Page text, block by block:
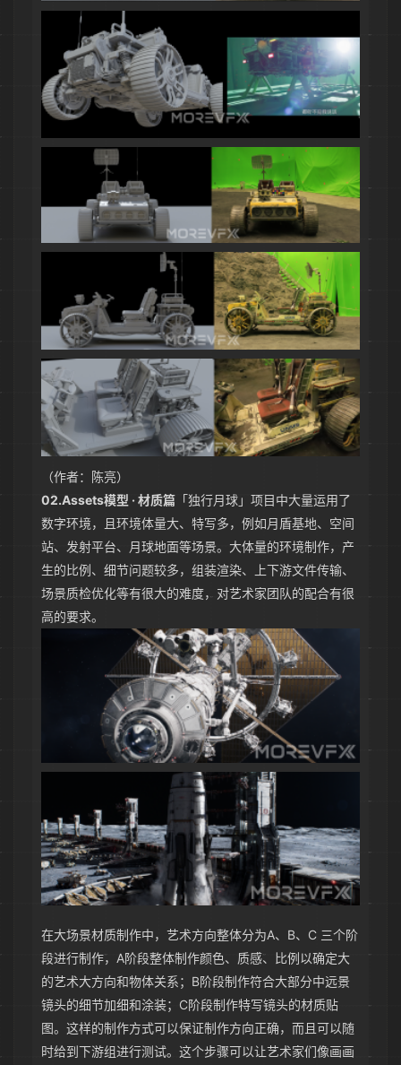
（作者：陈亮）
02.Assets模型 · 材质篇 「独行月球」项目中大量运用了
数字环境，且环境体量大、特写多，例如月盾基地、空间
站、发射平台、月球地面等场景。大体量的环境制作，产
生的比例、细节问题较多，组装渲染、上下游文件传输、
场景质检优化等有很大的难度，对艺术家团队的配合有很
高的要求。
在大场景材质制作中，艺术方向整体分为A、B、C 三个阶
段进行制作，A阶段整体制作颜色、质感、比例以确定大
的艺术大方向和物体关系；B阶段制作符合大部分中远景
镜头的细节加细和涂装；C阶段制作特写镜头的材质贴
图。这样的制作方式可以保证制作方向正确，而且可以随
时给到下游组进行测试。这个步骤可以让艺术家们像画画